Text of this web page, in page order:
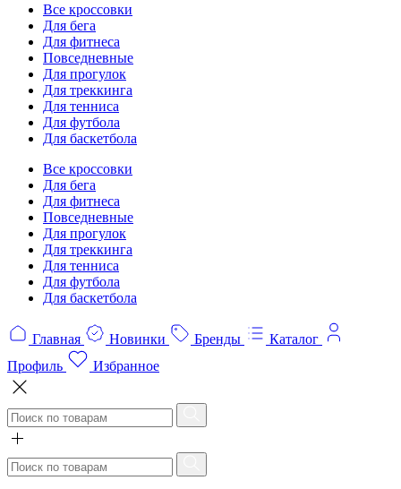
Все кроссовки
Для бега
Для фитнеса
Повседневные
Для прогулок
Для треккинга
Для тенниса
Для футбола
Для баскетбола
Все кроссовки
Для бега
Для фитнеса
Повседневные
Для прогулок
Для треккинга
Для тенниса
Для футбола
Для баскетбола
Главная Новинки Бренды
Каталог
Профиль
Избранное